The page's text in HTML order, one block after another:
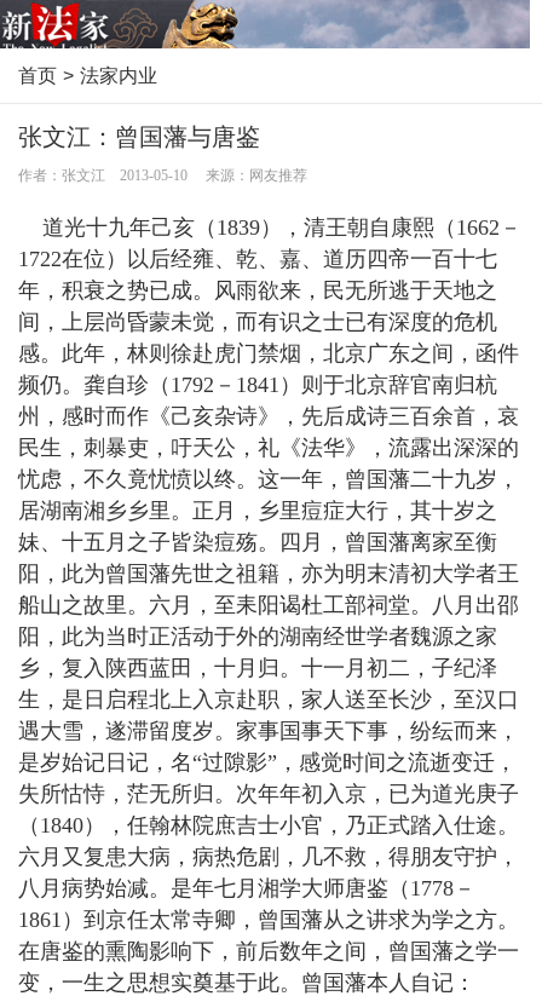
首页 > 法家内业
张文江：曾国藩与唐鉴
作者：张文江 2013-05-10 来源：网友推荐
道光十九年己亥（1839），清王朝自康熙（1662－
1722在位）以后经雍、乾、嘉、道历四帝一百十七
年，积衰之势已成。风雨欲来，民无所逃于天地之
间，上层尚昏蒙未觉，而有识之士已有深度的危机
感。此年，林则徐赴虎门禁烟，北京广东之间，函件
频仍。龚自珍（1792－1841）则于北京辞官南归杭
州，感时而作《己亥杂诗》，先后成诗三百余首，哀
民生，刺暴吏，吁天公，礼《法华》，流露出深深的
忧虑，不久竟忧愤以终。这一年，曾国藩二十九岁，
居湖南湘乡乡里。正月，乡里痘症大行，其十岁之
妹、十五月之子皆染痘殇。四月，曾国藩离家至衡
阳，此为曾国藩先世之祖籍，亦为明末清初大学者王
船山之故里。六月，至耒阳谒杜工部祠堂。八月出邵
阳，此为当时正活动于外的湖南经世学者魏源之家
乡，复入陕西蓝田，十月归。十一月初二，子纪泽
生，是日启程北上入京赴职，家人送至长沙，至汉口
遇大雪，遂滞留度岁。家事国事天下事，纷纭而来，
是岁始记日记，名“过隙影”，感觉时间之流逝变迁，
失所怙恃，茫无所归。次年年初入京，已为道光庚子
（1840），任翰林院庶吉士小官，乃正式踏入仕途。
六月又复患大病，病热危剧，几不救，得朋友守护，
八月病势始减。是年七月湘学大师唐鉴（1778－
1861）到京任太常寺卿，曾国藩从之讲求为学之方。
在唐鉴的熏陶影响下，前后数年之间，曾国藩之学一
变，一生之思想实奠基于此。曾国藩本人自记：